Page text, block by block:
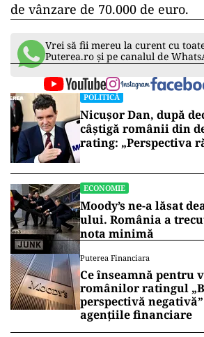
de vânzare de 70.000 de euro.
Vrei să fii mereu la curent cu
Puterea.ro și pe canalul de
POLITICĂ
Nicușor Dan, după
câștigă românii din
rating: „Perspectiva
ECONOMIE
Moody’s ne-a lăsat
ului. România a
nota minimă
Puterea Financiara
Ce înseamnă pentru
românilor ratingul
perspectivă
agențiile financiare